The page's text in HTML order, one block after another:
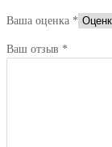
Ваша оценка *
Ваш отзыв *